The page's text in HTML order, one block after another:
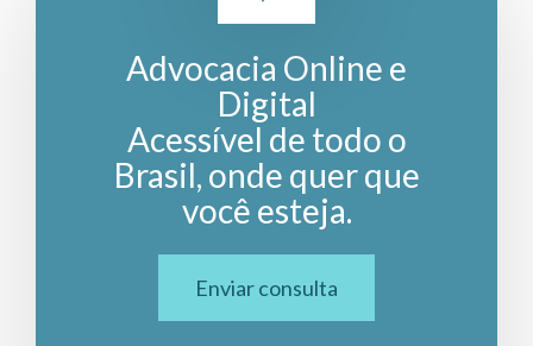
Advocacia Online e
Digital
Acessível de todo o
Brasil, onde quer que
você esteja.
Enviar consulta